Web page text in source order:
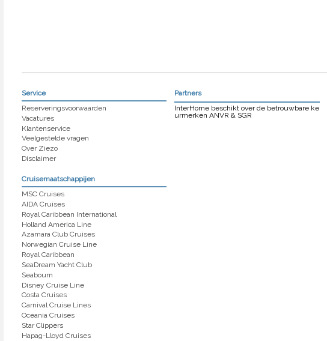
Service
Reserveringsvoorwaarden
Vacatures
Klantenservice
Veelgestelde vragen
Over Ziezo
Disclaimer
Partners
InterHome beschikt over de betrouwbare ke
urmerken ANVR & SGR
Cruisemaatschappijen
MSC Cruises
AIDA Cruises
Royal Caribbean International
Holland America Line
Azamara Club Cruises
Norwegian Cruise Line
Royal Caribbean
SeaDream Yacht Club
Seabourn
Disney Cruise Line
Costa Cruises
Carnival Cruise Lines
Oceania Cruises
Star Clippers
Hapag-Lloyd Cruises